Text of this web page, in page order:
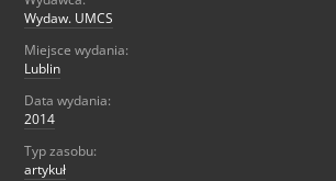
Wydaw. UMCS
Miejsce wydania:
Lublin
Data wydania:
2014
Typ zasobu:
artykuł